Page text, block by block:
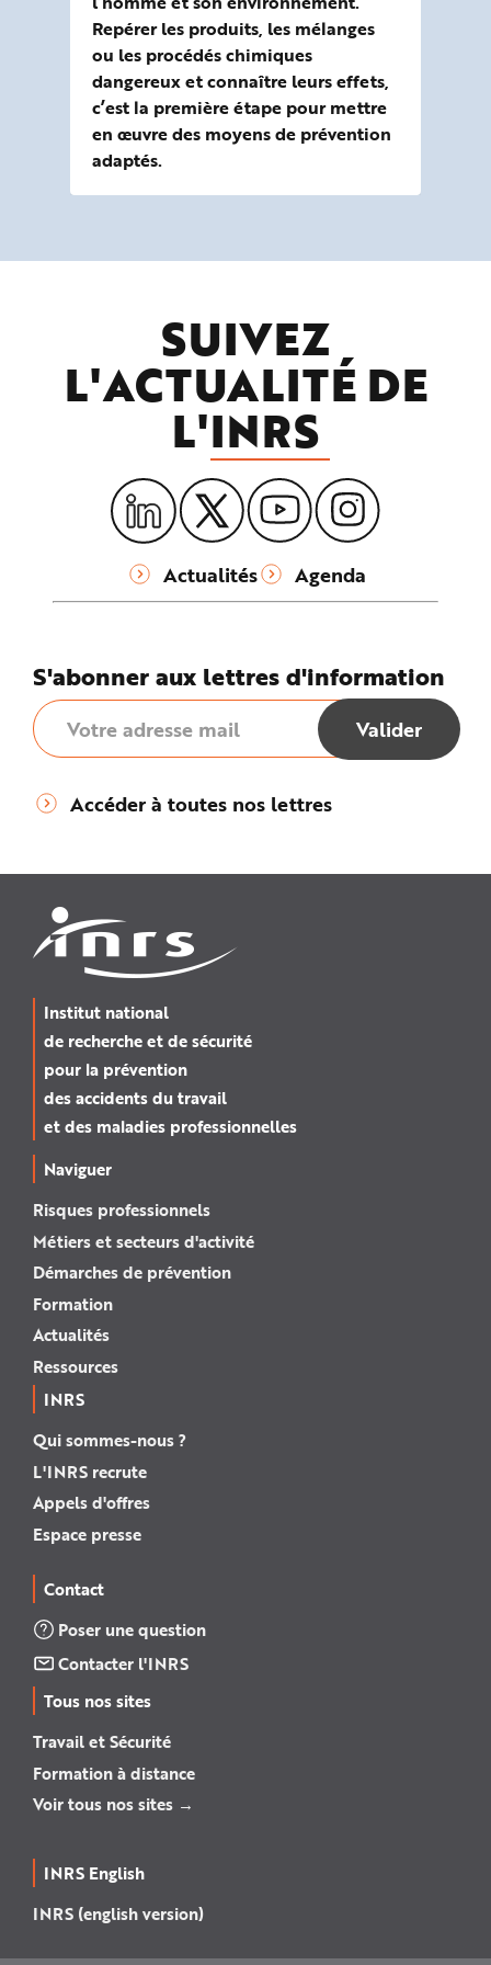
Repérer les produits, les mélanges
ou les procédés chimiques
dangereux et connaître leurs effets,
c’est la première étape pour mettre
en œuvre des moyens de prévention
adaptés.
SUIVEZ
L'ACTUALITÉ DE
L'INRS
Actualités Agenda
S'abonner aux lettres d'information
Accéder à toutes nos lettres
Institut national
de recherche et de sécurité
pour la prévention
des accidents du travail
et des maladies professionnelles
Naviguer
Risques professionnels
Métiers et secteurs d'activité
Démarches de prévention
Formation
Actualités
Ressources
INRS
Qui sommes-nous ?
L'INRS recrute
Appels d'offres
Espace presse
Contact
Poser une question
Contacter l'INRS
Tous nos sites
Travail et Sécurité
Formation à distance
Voir tous nos sites →
INRS English
INRS (english version)